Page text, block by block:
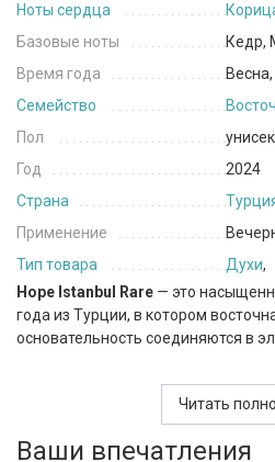
Ноты сердца
Базовые ноты
Кедр,
Время года
Семейство
Пол
Год
2024
Страна
Применение
Тип товара
Духи,
Hope Istanbul Rare — это
года из Турции, в котором
основательность соединяются в
задающим лёгкое, энергичное
раскрывается тёплая корица,
глубину и уютную сладость.
Читать
Ваши впечатления